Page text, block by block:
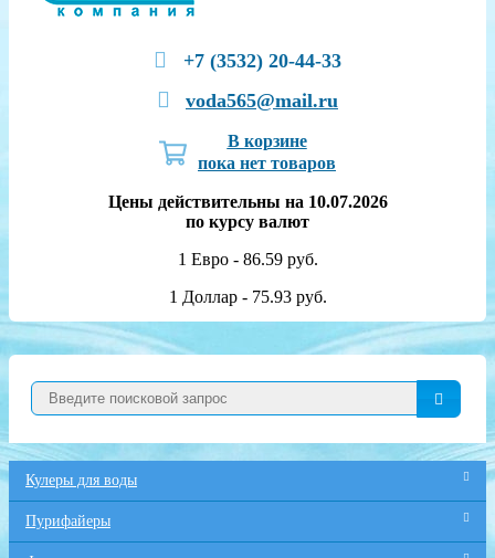
+7 (3532) 20-44-33
voda565@mail.ru
В корзине
пока нет товаров
Цены действительны на 10.07.2026
по курсу валют
1 Евро - 86.59 руб.
1 Доллар - 75.93 руб.
Кулеры для воды
Пурифайеры